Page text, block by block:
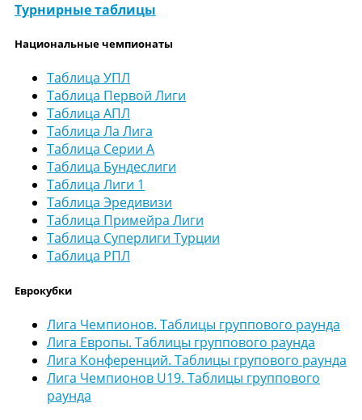
Турнирные таблицы
Национальные чемпионаты
Таблица УПЛ
Таблица Первой Лиги
Таблица АПЛ
Таблица Ла Лига
Таблица Серии А
Таблица Бундеслиги
Таблица Лиги 1
Таблица Эредивизи
Таблица Примейра Лиги
Таблица Суперлиги Турции
Таблица РПЛ
Еврокубки
Лига Чемпионов. Таблицы группового раунда
Лига Европы. Таблицы группового раунда
Лига Конференций. Таблицы групового раунда
Лига Чемпионов U19. Таблицы группового
раунда